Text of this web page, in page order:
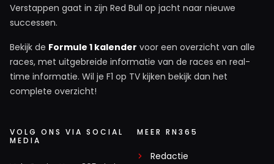
MK_IV
n@@it, wil ik het wel lekker vinden". Door deze actie
kaart gespeeld.....
Verstappen gaat in zijn Red Bull op jacht naar nieuwe
successen.
Bekijk de Formule 1 kalender voor een overzicht van alle
races, met uitgebreide informatie van de races en real-
time informatie. Wil je F1 op TV kijken bekijk dan het
complete overzicht!
VOLG ONS VIA SOCIAL
MEDIA
MEER RN365
Redactie